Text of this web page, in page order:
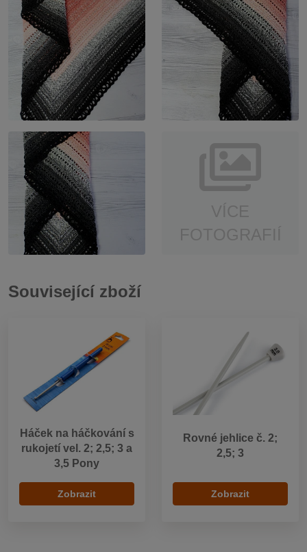
Související zboží
Háček na háčkování s
rukojetí vel. 2; 2,5; 3 a
3,5 Pony
Zobrazit
Rovné jehlice č. 2;
2,5; 3
Zobrazit